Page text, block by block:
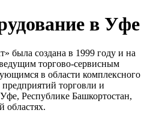
в Уфе
была создана в 1999 году и на
торгово-сервисным
в области комплексного
торговли и
Республике Башкортостан,
областях.